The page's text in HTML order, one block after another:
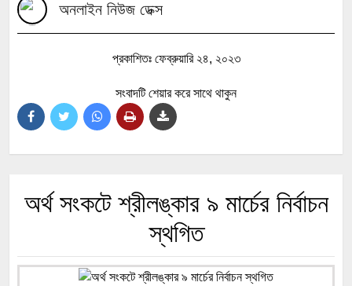
অনলাইন নিউজ ডেক্স
প্রকাশিতঃ ফেব্রুয়ারি ২৪, ২০২৩
সংবাদটি শেয়ার করে সাথে থাকুন
অর্থ সংকটে শ্রীলঙ্কার ৯ মার্চের নির্বাচন
স্থগিত